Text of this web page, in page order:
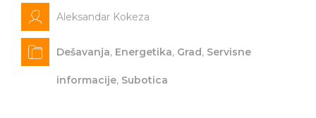
Aleksandar Kokeza
Dešavanja, Energetika, Grad, Servisne
informacije, Subotica